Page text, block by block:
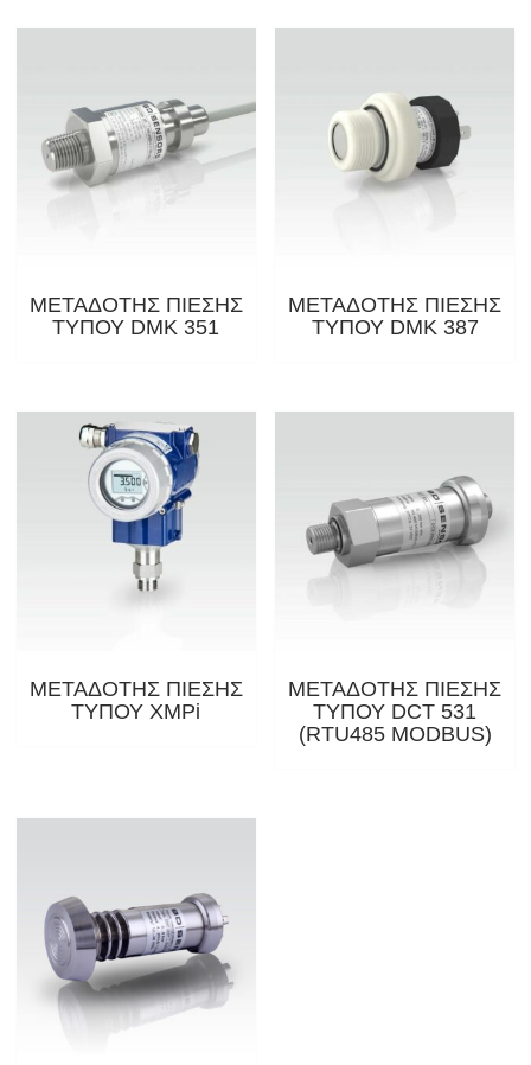
ΜΕΤΑΔΟΤΗΣ ΠΙΕΣΗΣ
ΤΥΠΟΥ DMK 351
ΜΕΤΑΔΟΤΗΣ ΠΙΕΣΗΣ
ΤΥΠΟΥ DMK 387
ΜΕΤΑΔΟΤΗΣ ΠΙΕΣΗΣ
ΤΥΠΟΥ XMPi
ΜΕΤΑΔΟΤΗΣ ΠΙΕΣΗΣ
ΤΥΠΟΥ DCT 531
(RTU485 MODBUS)